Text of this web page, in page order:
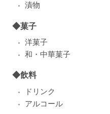
漬物
◆菓子
洋菓子
和・中華菓子
◆飲料
ドリンク
アルコール